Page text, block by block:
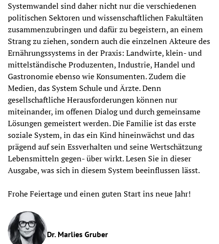
Systemwandel sind daher nicht nur die verschiedenen
politischen Sektoren und wissenschaftlichen Fakultäten
zusammenzubringen und dafür zu begeistern, an einem
Strang zu ziehen, sondern auch die einzelnen Akteure des
Ernährungssystems in der Praxis: Landwirte, klein- und
mittelständische Produzenten, Industrie, Handel und
Gastronomie ebenso wie Konsumenten. Zudem die
Medien, das System Schule und Ärzte. Denn
gesellschaftliche Herausforderungen können nur
miteinander, im offenen Dialog und durch gemeinsame
Lösungen gemeistert werden. Die Familie ist das erste
soziale System, in das ein Kind hineinwächst und das
prägend auf sein Essverhalten und seine Wertschätzung
Lebensmitteln gegen- über wirkt. Lesen Sie in dieser
Ausgabe, was sich in diesem System beeinflussen lässt.
Frohe Feiertage und einen guten Start ins neue Jahr!
Dr. Marlies Gruber